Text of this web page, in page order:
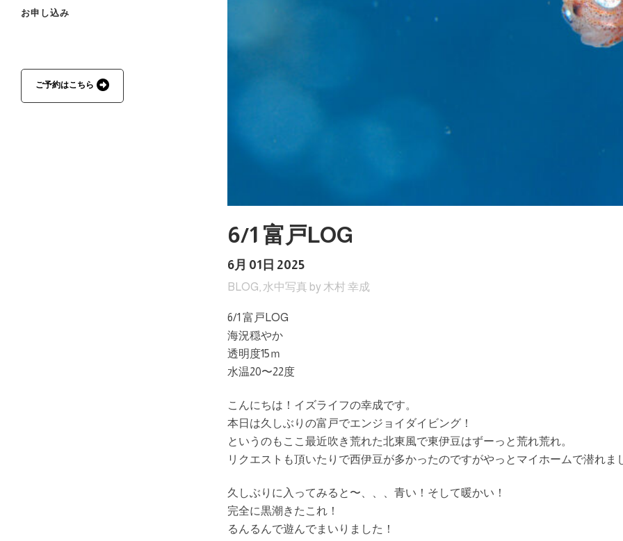
お申し込み
ご予約はこちら
6/1 富戸LOG
6月 01日 2025
BLOG 水中写真 by 木村 幸成
6/1 富戸LOG
海況穏やか
透明度15ｍ
水温20〜22度
こんにちは！イズライフの幸成です。
本日は久しぶりの富戸でエンジョイダイビング！
というのもここ最近吹き荒れた北東風で東伊豆はずーっと荒れ荒れ。
リクエストも頂いたりで西伊豆が多かったのですがやっとマイホームで潜れま
久しぶりに入ってみると〜、、、青い！そして暖かい！
完全に黒潮きたこれ！
るんるんで遊んでまいりました！